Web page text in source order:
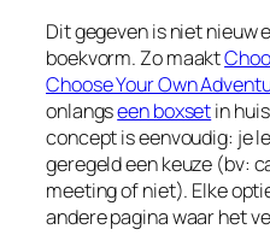
Dit gegeven is niet nieuw
boekvorm. Zo maakt
Choose Your Own
onlangseen boxsetin
concept is eenvoudig: je
geregeld een keuze (bv:
meeting of niet). Elke
andere pagina waar het